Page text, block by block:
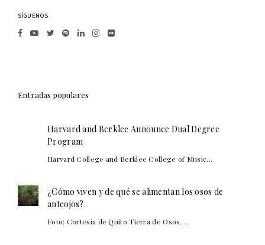
SÍGUENOS
Entradas populares
Harvard and Berklee Announce Dual Degree
Program
Harvard College and Berklee College of Music...
¿Cómo viven y de qué se alimentan los osos de
anteojos?
Foto: Cortesía de Quito Tierra de Osos. ...